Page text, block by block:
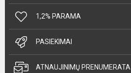
1,2% PARAMA
PASIEKIMAI
ATNAUJINIMŲ PRENUMERATA